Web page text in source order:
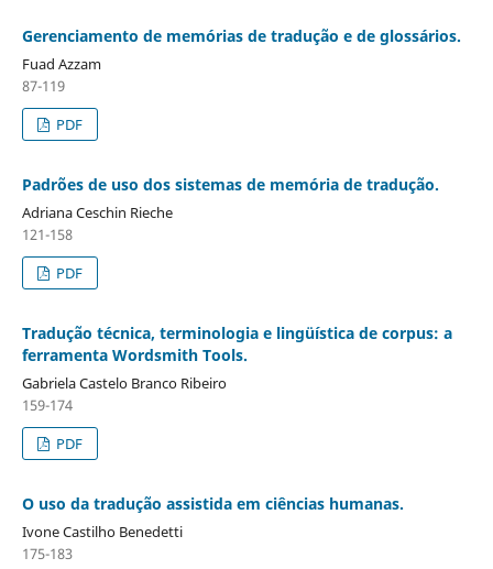
Gerenciamento de memórias de tradução e de glossários.
Fuad Azzam
87-119
PDF
Padrões de uso dos sistemas de memória de tradução.
Adriana Ceschin Rieche
121-158
PDF
Tradução técnica, terminologia e lingüística de corpus: a
ferramenta Wordsmith Tools.
Gabriela Castelo Branco Ribeiro
159-174
PDF
O uso da tradução assistida em ciências humanas.
Ivone Castilho Benedetti
175-183